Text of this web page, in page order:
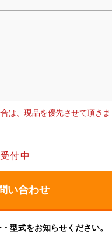
は、現品を優先させて頂きま
付中
型式をお知らせください。